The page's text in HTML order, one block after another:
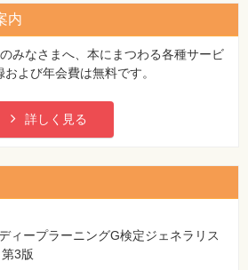
内
みなさまへ、本にまつわる各種サービ
よび年会費は無料です。
詳しく見る
ィープラーニングG検定ジェネラリス
第3版